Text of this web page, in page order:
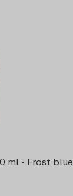
ml - Frost blue